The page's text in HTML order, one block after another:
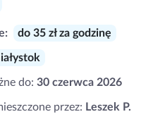
do 35 zł za godzinę
do: 30 czerwca 2026
przez: Leszek P.